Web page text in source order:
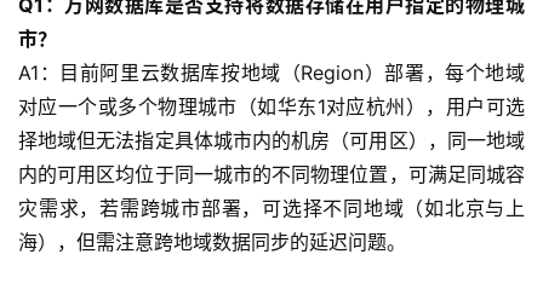
市？
A1：目前阿里云数据库按地域（Region）部署，每个地域
对应一个或多个物理城市（如华东1对应杭州），用户可选
择地域但无法指定具体城市内的机房（可用区），同一地域
内的可用区均位于同一城市的不同物理位置，可满足同城容
灾需求，若需跨城市部署，可选择不同地域（如北京与上
海），但需注意跨地域数据同步的延迟问题。